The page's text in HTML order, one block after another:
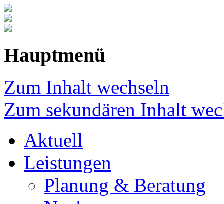
Hauptmenü
Zum Inhalt wechseln
Zum sekundären Inhalt
Aktuell
Leistungen
Planung & Beratung